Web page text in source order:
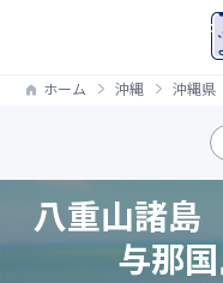
ホーム 沖縄 沖縄県
八重山諸島
与那